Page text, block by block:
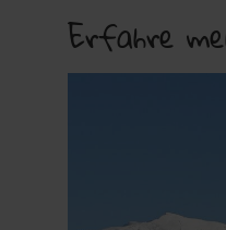
Erfahre